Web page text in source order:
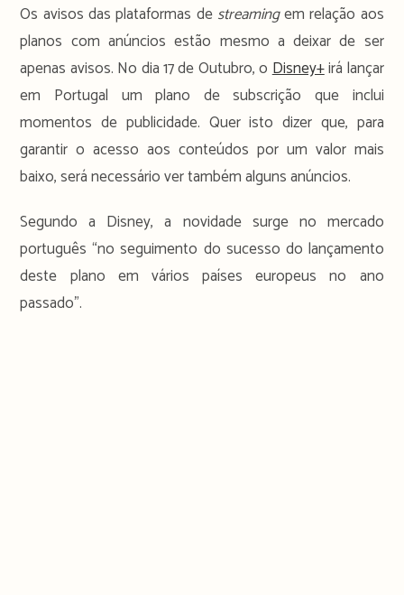
Os avisos das plataformas de streamingem relação aos
planos com anúncios estão mesmo a deixar de ser
apenas avisos. No dia 17 de Outubro, oDisney+irá lançar
em Portugal um plano de subscrição que inclui
momentos de publicidade. Quer isto dizer que, para
garantir o acesso aos conteúdos por um valor mais
baixo, será necessário ver também alguns anúncios.
Segundo a Disney, a novidade surge no mercado
português “no seguimento do sucesso do lançamento
deste plano em vários países europeus no ano
passado”.